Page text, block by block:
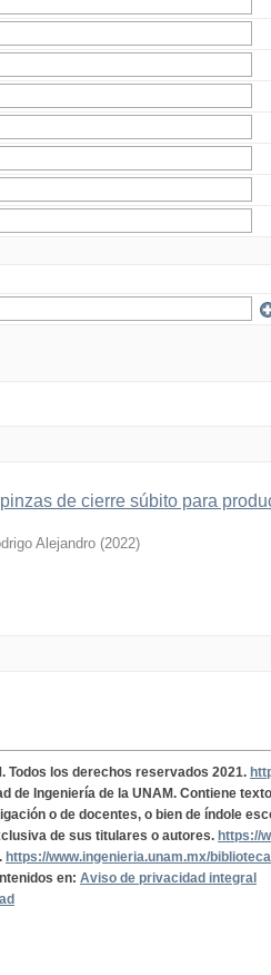
de cierre súbito para
Alejandro (2022)
Todos los derechos reservados 2021.
de Ingeniería de la UNAM. Contiene
o de docentes, o bien de índole
de sus titulares o autores. https://
https://www.ingenieria.unam.mx/
en: Aviso de privacidad integral